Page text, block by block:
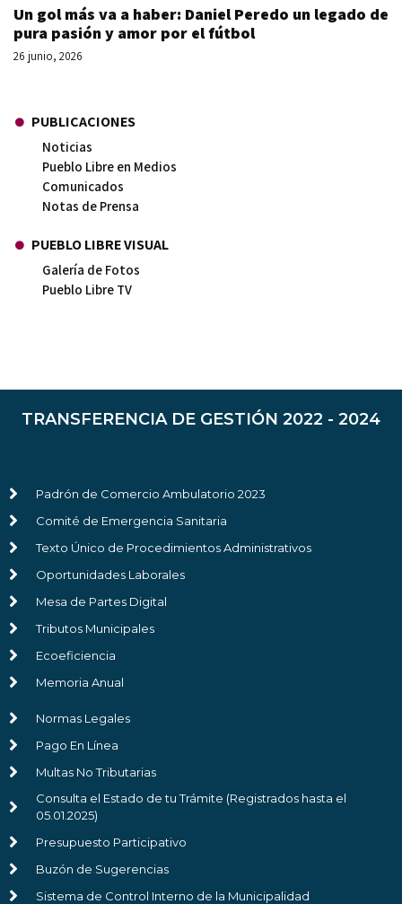
Un gol más va a haber: Daniel Peredo un legado de
pura pasión y amor por el fútbol
26 junio, 2026
PUBLICACIONES
Noticias
Pueblo Libre en Medios
Comunicados
Notas de Prensa
PUEBLO LIBRE VISUAL
Galería de Fotos
Pueblo Libre TV
TRANSFERENCIA DE GESTIÓN 2022 - 2024
Padrón de Comercio Ambulatorio 2023
Comité de Emergencia Sanitaria
Texto Único de Procedimientos Administrativos
Oportunidades Laborales
Mesa de Partes Digital
Tributos Municipales
Ecoeficiencia
Memoria Anual
Normas Legales
Pago En Línea
Multas No Tributarias
Consulta el Estado de tu Trámite (Registrados hasta el
05.01.2025)
Presupuesto Participativo
Buzón de Sugerencias
Sistema de Control Interno de la Municipalidad